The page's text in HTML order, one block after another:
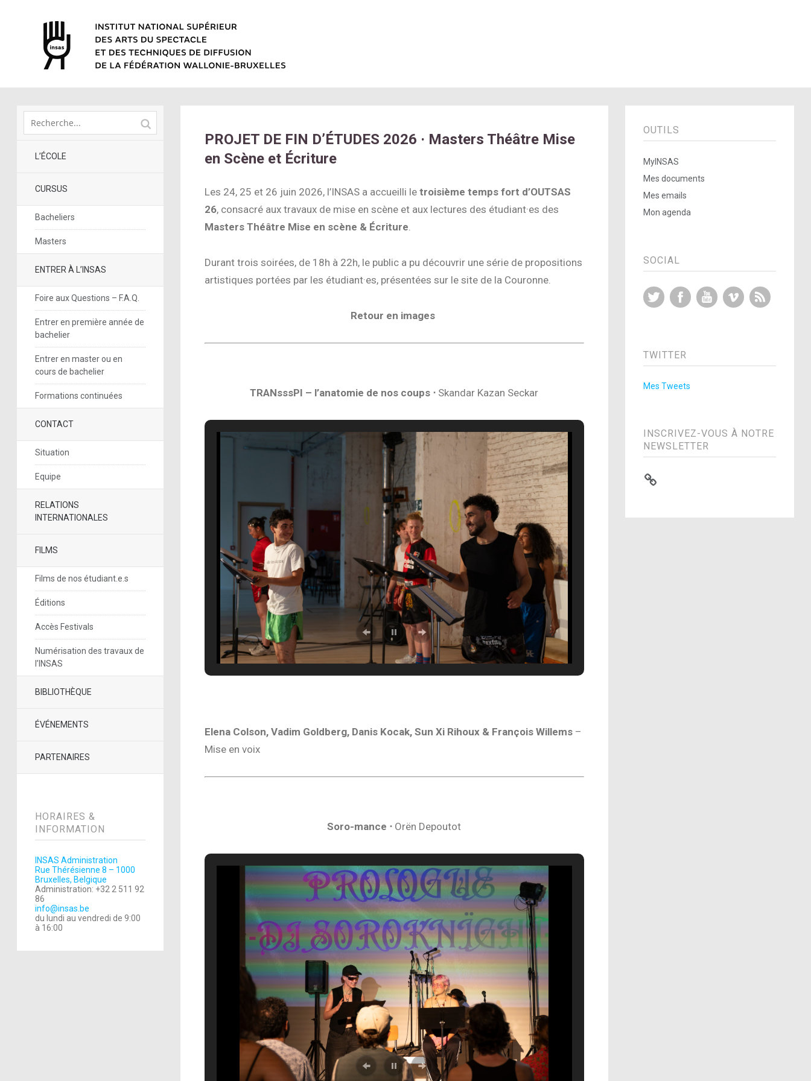
L’ÉCOLE
CURSUS
Bacheliers
Masters
ENTRER À L’INSAS
Foire aux Questions – F.A.Q.
Entrer en première année de
bachelier
Entrer en master ou en
cours de bachelier
Formations continuées
CONTACT
Situation
Equipe
RELATIONS
INTERNATIONALES
FILMS
Films de nos étudiant.e.s
Éditions
Accès Festivals
Numérisation des travaux de
l’INSAS
BIBLIOTHÈQUE
ÉVÉNEMENTS
PARTENAIRES
HORAIRES &
INFORMATION
INSAS Administration
Rue Thérésienne 8 – 1000
Bruxelles, Belgique
Administration: +32 2 511 92
86
info@insas.be
du lundi au vendredi de 9:00
à 16:00
PROJET DE FIN D’ÉTUDES 2026 · Masters Théâtre Mise
en Scène et Écriture
Les 24, 25 et 26 juin 2026, l’INSAS a accueilli le troisième temps fort d’OUTSAS
26, consacré aux travaux de mise en scène et aux lectures des étudiant·es des
Masters Théâtre Mise en scène & Écriture.
Durant trois soirées, de 18h à 22h, le public a pu découvrir une série de propositions
artistiques portées par les étudiant·es, présentées sur le site de la Couronne.
Retour en images
TRANsssPI – l’anatomie de nos coups ⋅ Skandar Kazan Seckar
Elena Colson, Vadim Goldberg, Danis Kocak, Sun Xi Rihoux & François Willems–
Mise en voix
Soro-mance ⋅ Orën Depoutot
OUTILS
MyINSAS
Mes documents
Mes emails
Mon agenda
SOCIAL
Twitter FacebookYouTubeVimeo
TWITTER
Mes Tweets
INSCRIVEZ-VOUS À NOTRE
NEWSLETTER